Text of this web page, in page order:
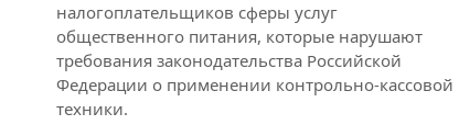
налогоплательщиков сферы услуг
общественного питания, которые нарушают
требования законодательства Российской
Федерации о применении контрольно-кассовой
техники.